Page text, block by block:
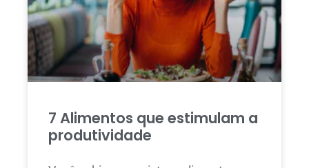
7 Alimentos que estimulam a
produtividade